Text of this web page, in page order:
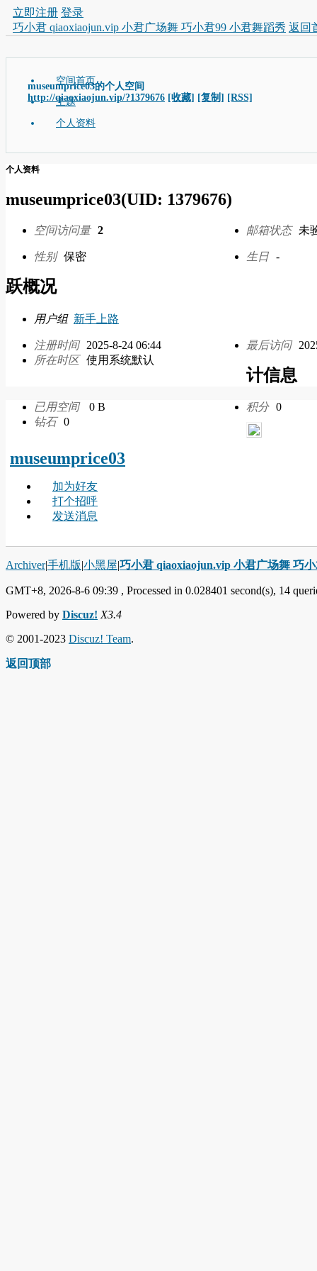
立即注册 登录
巧小君 qiaoxiaojun.vip 小君广场舞 巧小君99 小君舞蹈秀 返回
museumprice03的个人空间
http://qiaoxiaojun.vip/?1379676 [收藏] [复制] [RSS]
空间首页
主题
个人资料
个人资料
museumprice03(UID: 1379676)
空间访问量 2 邮箱状态 未
性别 保密 生日 -
跃概况
用户组 新手上路
注册时间 2025-8-24 06:44 最后访问
所在时区 使用系统默认
计信息
已用空间 0 B 积分 0
钻石 0
museumprice03
加为好友
打个招呼
发送消息
Archiver|手机版|小黑屋|巧小君 qiaoxiaojun.vip 小君广场舞 巧
GMT+8, 2026-8-6 09:39 , Processed in 0.028401 second(s), 14
Powered by Discuz! X3.4
© 2001-2023 Discuz! Team.
返回顶部